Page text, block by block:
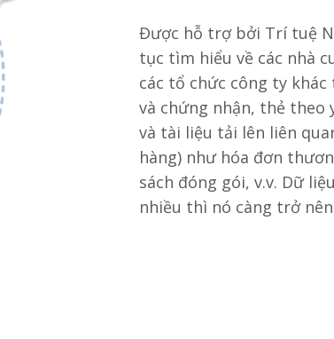
Được hỗ trợ bởi Trí tuệ
tục tìm hiểu về các nhà
các tổ chức công ty
và chứng nhận, thẻ theo
và tài liệu tải lên liên
hàng) như hóa đơn
sách đóng gói, v.v. Dữ
nhiều thì nó càng trở